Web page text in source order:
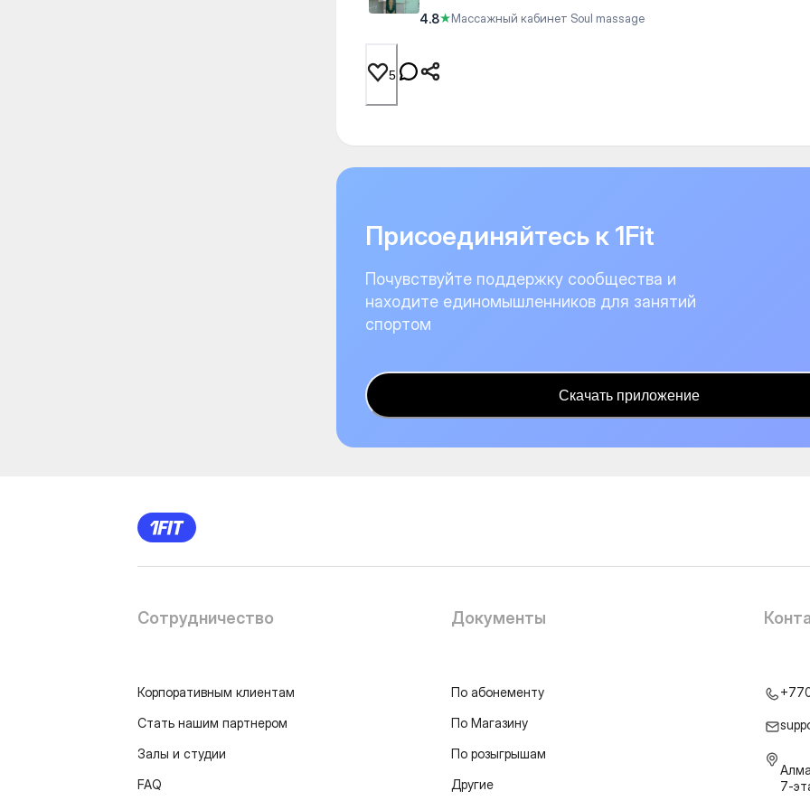
4.8★Массажный кабинет Soul massage
5
Присоединяйтесь к 1Fit
Почувствуйте поддержку сообщества и
находите единомышленников для занятий
спортом
Скачать приложение
Сотрудничество
Корпоративным клиентам
Стать нашим партнером
Залы и студии
FAQ
Документы
По абонементу
По Магазину
По розыгрышам
Другие
7-